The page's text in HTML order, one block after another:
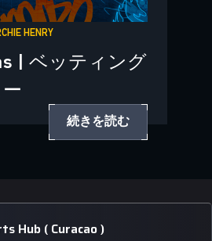
HENRY
| ベッティング
続きを読む
Hub ( Curacao )